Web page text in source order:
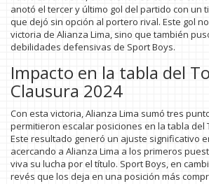
anotó el tercer y último gol del partido con un
que dejó sin opción al portero rival. Este gol
victoria de Alianza Lima, sino que también
debilidades defensivas de Sport Boys.
Impacto en la tabla del
Clausura 2024
Con esta victoria, Alianza Lima sumó tres
permitieron escalar posiciones en la tabla del
Este resultado generó un ajuste significativo
acercando a Alianza Lima a los primeros
viva su lucha por el título. Sport Boys, en
revés que los deja en una posición más